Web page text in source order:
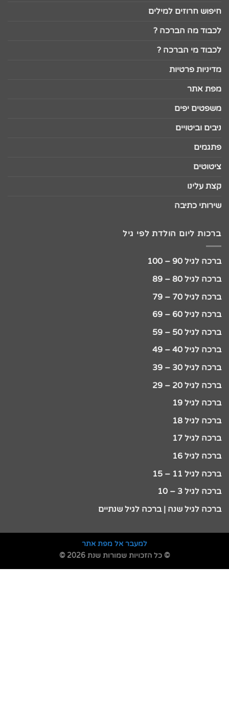
חיפוש חרוזים למילים
לכבוד מה הברכה ?
לכבוד מי הברכה ?
מדיניות פרטיות
מפת אתר
משפטים יפים
ניבים וביטויים
פתגמים
ציטוטים
קצת עלינו
שירותי כתיבה
ברכות ליום הולדת לפי גיל
ברכה לגיל 90 – 100
ברכה לגיל 80 – 89
ברכה לגיל 70 – 79
ברכה לגיל 60 – 69
ברכה לגיל 50 – 59
ברכה לגיל 40 – 49
ברכה לגיל 30 – 39
ברכה לגיל 20 – 29
ברכה לגיל 19
ברכה לגיל 18
ברכה לגיל 17
ברכה לגיל 16
ברכה לגיל 11 – 15
ברכה לגיל 3 – 10
ברכה לגיל שנה | ברכה לגיל שנתיים
למעבר אל מפת אתר
© כל הזכויות שמורות שנת 2026 ©